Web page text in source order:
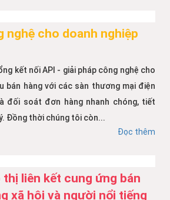
nghệ cho doanh nghiệp
kết nối API - giải pháp công nghệ cho
bán hàng với các sàn thương mại điện
đối soát đơn hàng nhanh chóng, tiết
Đồng thời chúng tôi còn...
Đọc thêm
liên kết cung ứng bán
xã hội và người nổi tiếng